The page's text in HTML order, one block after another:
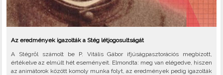
Az eredmények igazolták a Stég létjogosultságát
A Stégről számolt be P. Vitális Gábor ifjúságpasztorációs megbízott,
értékelve az elmúlt hét eseményeit. Elmondta: meg van elégedve, hiszen
az animátorok között komoly munka folyt, az eredmények pedig igazolták